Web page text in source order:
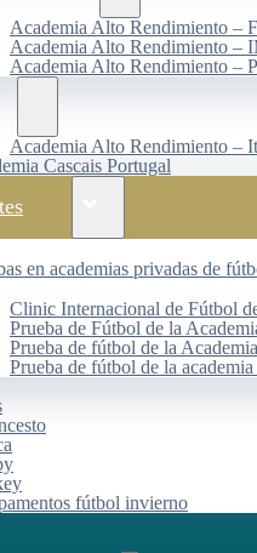
Academia Alto Rendimiento –
Academia Alto Rendimiento –
Academia Alto Rendimiento –
Academia Alto Rendimiento –
Cascais Portugal
en academias privadas de
Clinic Internacional de Fútbol
Prueba de Fútbol de la
Prueba de fútbol de la
Prueba de fútbol de la
fútbol invierno